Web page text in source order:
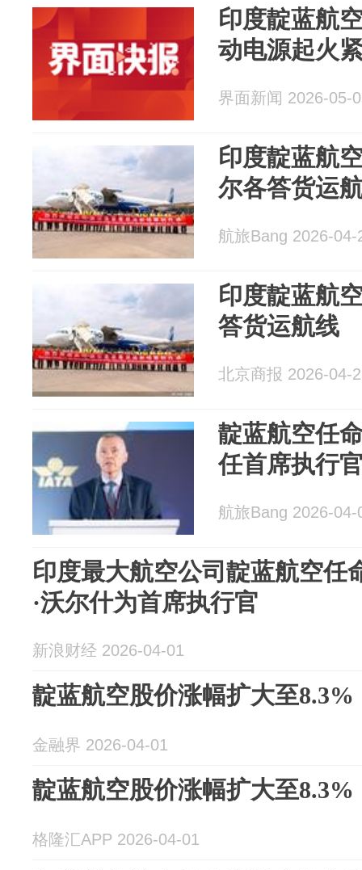
印度靛蓝航
动电源起火
界面新闻 2026-05-
印度靛蓝航
尔各答货运
航旅Bang 2026-04-
印度靛蓝航
答货运航线
北京商报 2026-04-
靛蓝航空任
任首席执行
航旅Bang 2026-04-
印度最大航空公司靛蓝航空任
·沃尔什为首席执行官
新浪财经 2026-04-01
靛蓝航空股价涨幅扩大至8.3%
金融界 2026-04-01
靛蓝航空股价涨幅扩大至8.3%
格隆汇APP 2026-04-01